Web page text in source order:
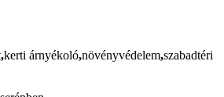
,kerti árnyékoló,növényvédelem,szabadtéri